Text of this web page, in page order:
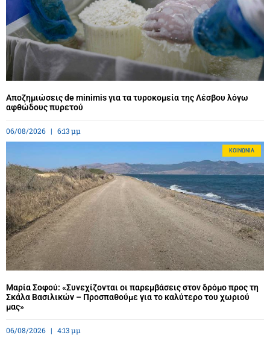
Αποζημιώσεις de minimis για τα τυροκομεία της Λέσβου λόγω
αφθώδους πυρετού
06/08/2026 6:13 μμ
ΚΟΙΝΩΝΊΑ
Μαρία Σοφού: «Συνεχίζονται οι παρεμβάσεις στον δρόμο προς τη
Σκάλα Βασιλικών – Προσπαθούμε για το καλύτερο του χωριού
μας»
06/08/2026 4:13 μμ